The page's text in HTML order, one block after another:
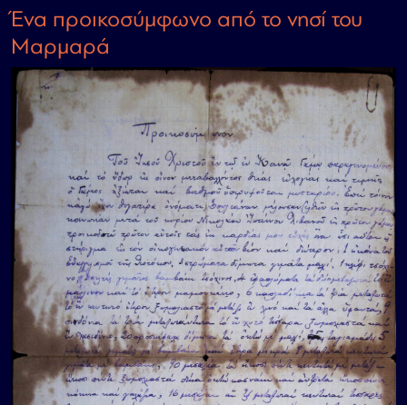
Ένα προικοσύμφωνο από το νησί του
Μαρμαρά